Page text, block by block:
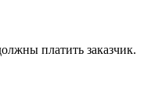
платить заказчик.